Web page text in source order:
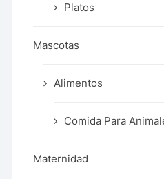
Platos
Mascotas
Alimentos
Comida Para
Maternidad